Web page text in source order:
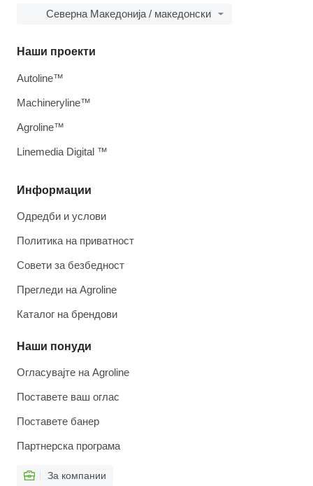
Северна Македонија / македонски
Информации
Одредби и услови
Политика на приватност
Совети за безбедност
Прегледи на Agroline
Каталог на брендови
Наши понуди
Огласувајте на Agroline
Поставете ваш оглас
Поставете банер
Партнерска програма
За компании
Наши проекти
Autoline™
Machineryline™
Agroline™
Linemedia Digital ™